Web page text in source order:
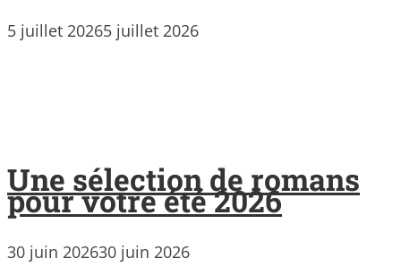
5 juillet 20265 juillet 2026
Une sélection de romans
pour votre été 2026
30 juin 202630 juin 2026